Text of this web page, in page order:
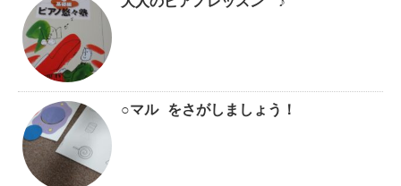
○マル をさがしましょう！